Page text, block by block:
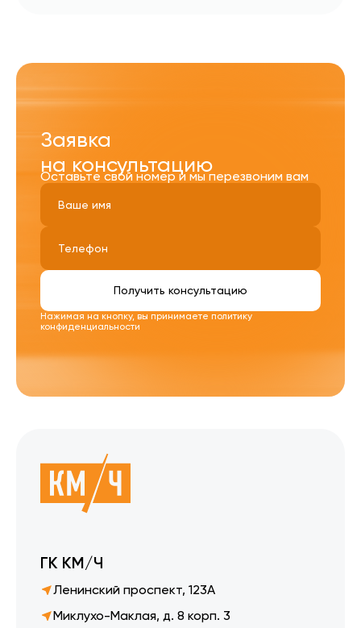
Заявка
на консультацию
Оставьте свой номер и мы перезвоним вам
Нажимая на кнопку, вы принимаете политику
конфиденциальности
Получить консультацию
ГК КМ/Ч
Ленинский проспект, 123А
Миклухо-Маклая, д. 8 корп. 3